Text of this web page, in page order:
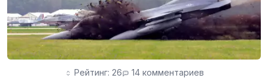
Рейтинг: 26 14 комментариев